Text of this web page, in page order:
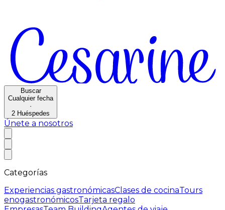
Buscar
Cualquier fecha
·
2 Huéspedes
Únete a nosotros
Categorías
Experiencias gastronómicasClases de cocinaTours
enogastronómicosTarjeta regalo